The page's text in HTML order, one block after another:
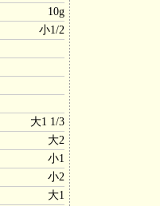
10g
小1/2
大1 1/3
大2
小1
小2
大1